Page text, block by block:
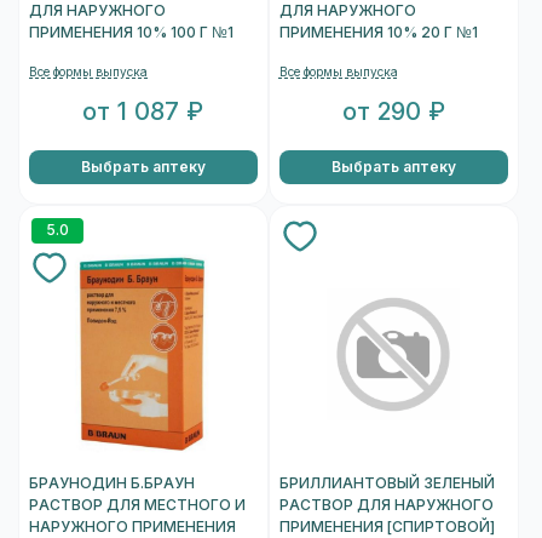
ДЛЯ НАРУЖНОГО
ПРИМЕНЕНИЯ 10% 100 Г №1
Все формы выпуска
от 1 087 ₽
Выбрать аптеку
ДЛЯ НАРУЖНОГО
ПРИМЕНЕНИЯ 10% 20 Г №1
Все формы выпуска
от 290 ₽
Выбрать аптеку
5.0
БРАУНОДИН Б.БРАУН
РАСТВОР ДЛЯ МЕСТНОГО И
НАРУЖНОГО ПРИМЕНЕНИЯ
БРИЛЛИАНТОВЫЙ ЗЕЛЕНЫЙ
РАСТВОР ДЛЯ НАРУЖНОГО
ПРИМЕНЕНИЯ [СПИРТОВОЙ]